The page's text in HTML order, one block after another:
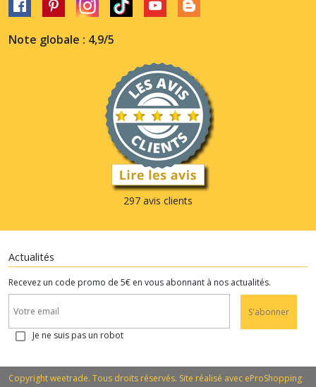
Note globale : 4,9/5
297 avis clients
Actualités
Recevez un code promo de 5€ en vous abonnant à nos actualités.
S'abonner
Je ne suis pas un robot
Copyright weetrade. Tous droits réservés. Site réalisé avec eProShopping